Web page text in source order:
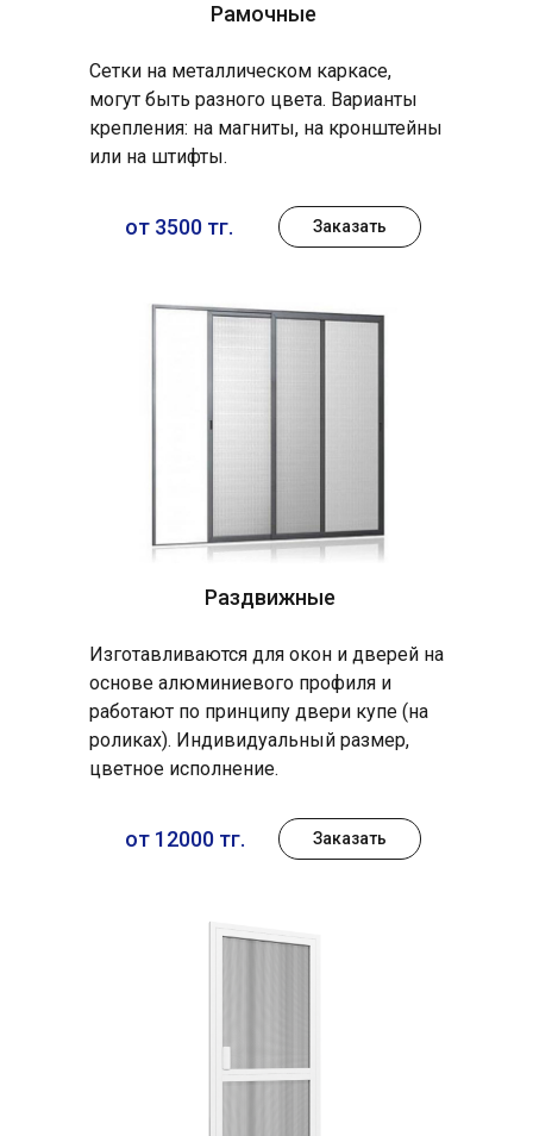
Рамочные
Раздвижные
Сетки на металлическом каркасе,
могут быть разного цвета. Варианты
крепления: на магниты, на кронштейны
или на штифты.
Изготавливаются для окон и дверей на
основе алюминиевого профиля и
работают по принципу двери купе (на
роликах). Индивидуальный размер,
цветное исполнение.
от 3500 тг.
от 12000 тг.
Заказать
Заказать